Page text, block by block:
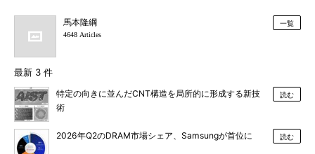
馬本隆綱
4648 Articles
一覧
最新 3 件
特定の向きに並んだCNT構造を局所的に形成する新技
術
読む
2026年Q2のDRAM市場シェア、Samsungが首位に 読む